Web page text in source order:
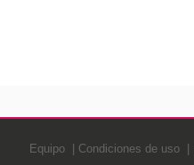
Equipo Condiciones de uso